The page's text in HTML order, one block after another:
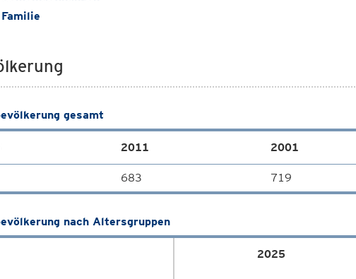
Familie
gesamt
2011 2001
683 719
nach Altersgruppen
2025